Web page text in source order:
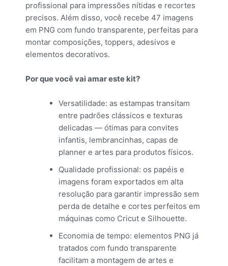
profissional para impressões nítidas e recortes
precisos. Além disso, você recebe 47 imagens
em PNG com fundo transparente, perfeitas para
montar composições, toppers, adesivos e
elementos decorativos.
Por que você vai amar este kit?
Versatilidade: as estampas transitam
entre padrões clássicos e texturas
delicadas — ótimas para convites
infantis, lembrancinhas, capas de
planner e artes para produtos físicos.
Qualidade profissional: os papéis e
imagens foram exportados em alta
resolução para garantir impressão sem
perda de detalhe e cortes perfeitos em
máquinas como Cricut e Silhouette.
Economia de tempo: elementos PNG já
tratados com fundo transparente
facilitam a montagem de artes e